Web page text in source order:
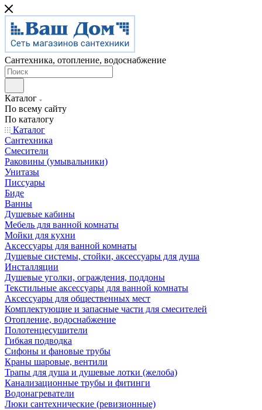
Сантехника, отопление, водоснабжение
Каталог
По всему сайту
По каталогу
Каталог
Сантехника
Смесители
Раковины (умывальники)
Унитазы
Писсуары
Биде
Ванны
Душевые кабины
Мебель для ванной комнаты
Мойки для кухни
Аксессуары для ванной комнаты
Душевые системы, стойки, аксессуары для душа
Инсталляции
Душевые уголки, ограждения, поддоны
Текстильные аксессуары для ванной комнаты
Аксессуары для общественных мест
Комплектующие и запасные части для смесителей
Отопление, водоснабжение
Полотенцесушители
Гибкая подводка
Сифоны и фановые трубы
Краны шаровые, вентили
Трапы для душа и душевые лотки (желоба)
Канализационные трубы и фитинги
Водонагреватели
Люки сантехнические (ревизионные)